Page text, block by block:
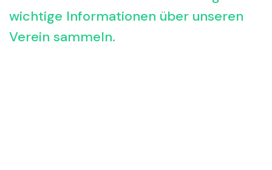
wichtige Informationen über unseren
Verein sammeln.